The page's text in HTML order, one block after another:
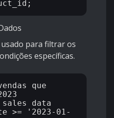
usado para filtrar os
específicas.
que
sales_data
>= '2023-01-